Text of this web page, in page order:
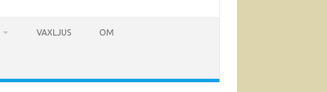
VAXLJUS OM